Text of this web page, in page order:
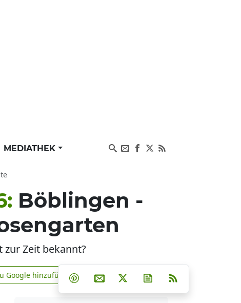
MEDIATHEK
Böblingen -
Zeit bekannt?
news.de zu Google hinzufügen
Google hinzufügen Teilen auf Facebook
Teilen auf Whatsapp
Teilen auf Telegram
Teilen auf Pinterest
Per E-Mail teilen
Post auf XNewsletter